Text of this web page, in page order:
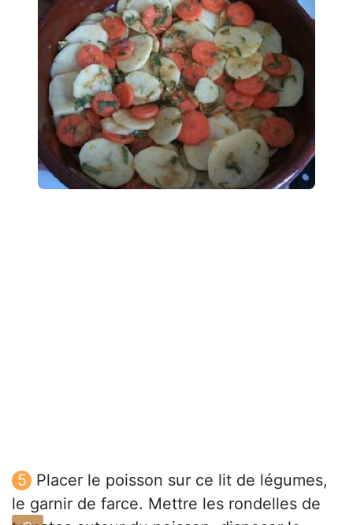
Placer le poisson sur ce lit de légumes,
le garnir de farce. Mettre les rondelles de